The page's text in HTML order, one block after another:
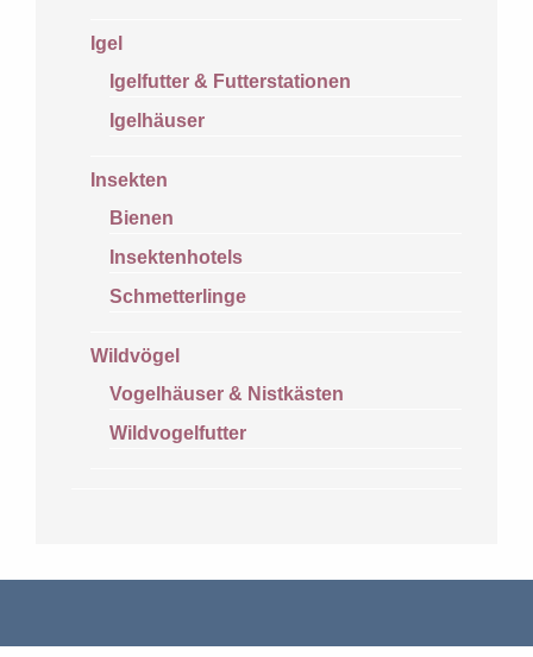
Igel
Igelfutter & Futterstationen
Igelhäuser
Insekten
Bienen
Insektenhotels
Schmetterlinge
Wildvögel
Vogelhäuser & Nistkästen
Wildvogelfutter